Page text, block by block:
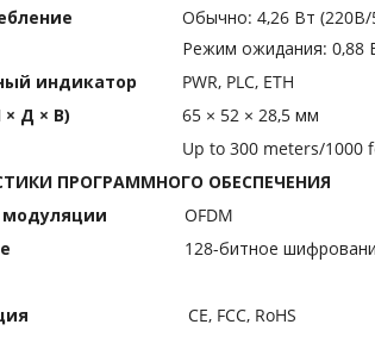
Обычно: 4,26 Вт (220В/
Режим ожидания: 0,88
индикатор
PWR, PLC, ETH
Д × В)
65 × 52 × 28,5 мм
Up to 300 meters/1000
ПРОГРАММНОГО ОБЕСПЕЧЕНИЯ
модуляции
OFDM
128-битное
CE, FCC, RoHS